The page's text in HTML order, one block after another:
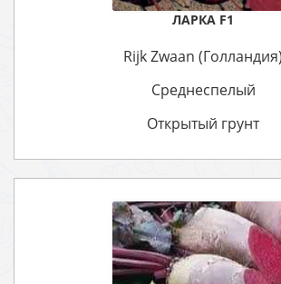
ЛАРКА F1
Rijk Zwaan (Голландия)
Среднеспелый
Открытый грунт